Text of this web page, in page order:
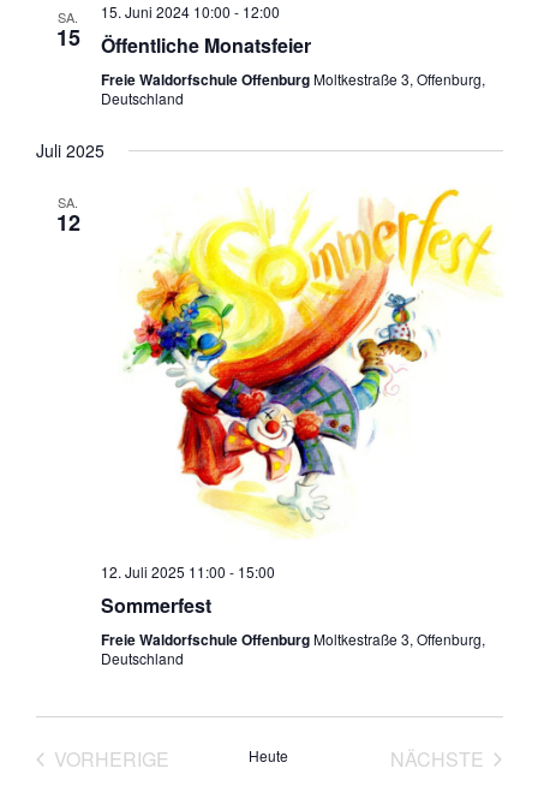
SA.
15
15. Juni 2024 10:00 - 12:00
Öffentliche Monatsfeier
Freie Waldorfschule OffenburgMoltkestraße 3, Offenburg,
Deutschland
Juli 2025
SA.
12
12. Juli 2025 11:00 - 15:00
Sommerfest
Freie Waldorfschule OffenburgMoltkestraße 3, Offenburg,
Deutschland
VORHERIGE
Heute
NÄCHSTE